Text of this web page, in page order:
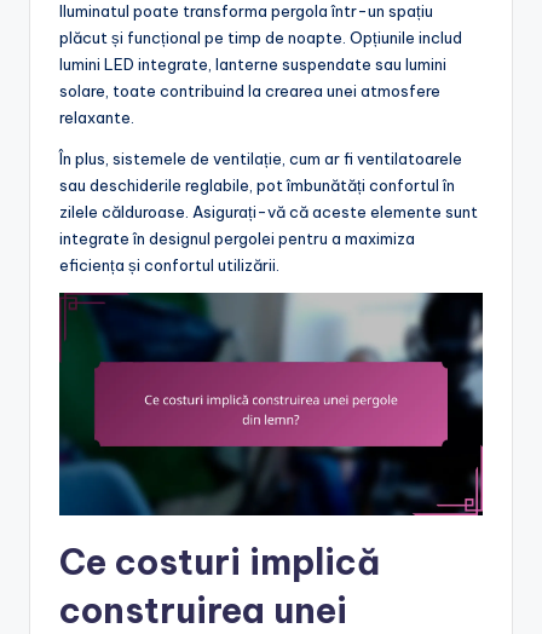
Iluminatul poate transforma pergola într-un spațiu
plăcut și funcțional pe timp de noapte. Opțiunile includ
lumini LED integrate, lanterne suspendate sau lumini
solare, toate contribuind la crearea unei atmosfere
relaxante.
În plus, sistemele de ventilație, cum ar fi ventilatoarele
sau deschiderile reglabile, pot îmbunătăți confortul în
zilele călduroase. Asigurați-vă că aceste elemente sunt
integrate în designul pergolei pentru a maximiza
eficiența și confortul utilizării.
Ce costuri implică
construirea unei